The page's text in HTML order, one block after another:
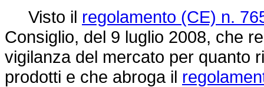
Visto il regolamento (CE) n.
Consiglio, del 9 luglio 2008, che
vigilanza del mercato per quanto
prodotti e che abroga il